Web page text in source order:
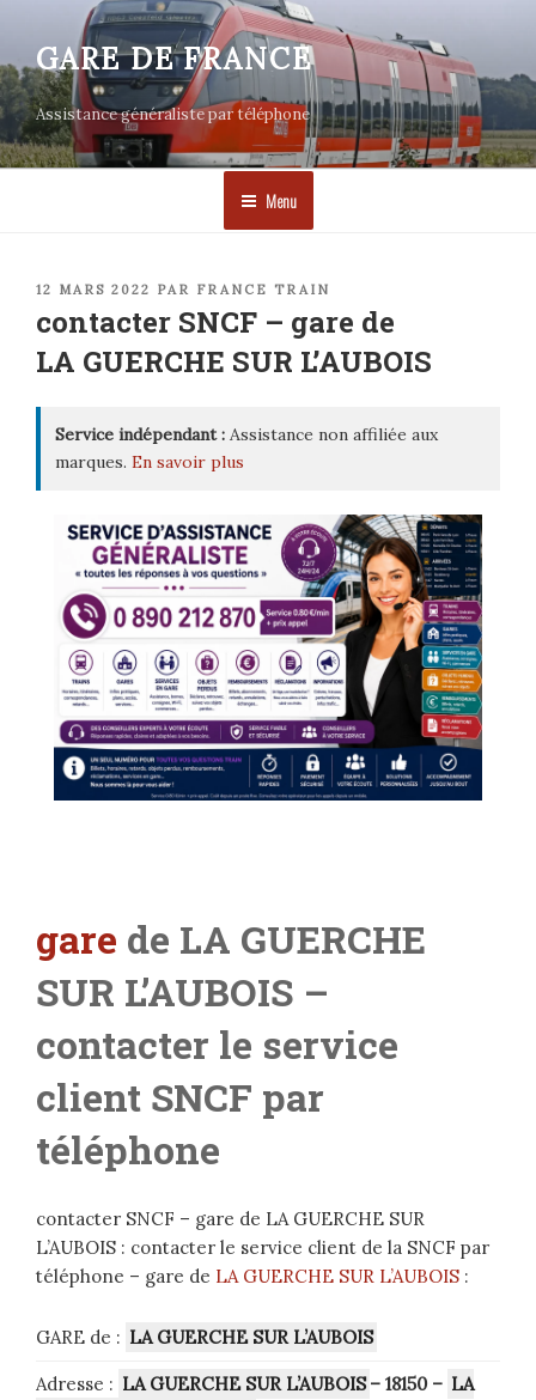
contenu
principal
GARE DE FRANCE
Assistance généraliste par téléphone
Menu
PUBLIÉ
12 MARS 2022 PAR FRANCE TRAIN
contacter SNCF – gare de
LA GUERCHE SUR L’AUBOIS
Service indépendant : Assistance non affiliée aux
marques. En savoir plus
gare de LA GUERCHE
SUR L’AUBOIS –
contacter le service
client SNCF par
téléphone
contacter SNCF – gare de LA GUERCHE SUR
L’AUBOIS : contacter le service client de la SNCF par
téléphone – gare de LA GUERCHE SUR L’AUBOIS :
GARE de : LA GUERCHE SUR L’AUBOIS
Adresse : LA GUERCHE SUR L’AUBOIS – 18150 – LA